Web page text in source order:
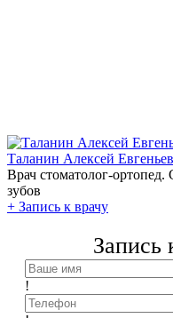
Таланин Алексей
Врач стоматолог-
зубов
+ Запись к врачу
Запись
!